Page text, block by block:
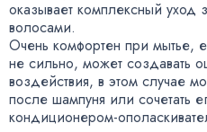
оказывает комплексный
волосами.
Очень комфортен при мытье,
не сильно, может создавать
воздействия, в этом случае
после шампуня или сочетать
кондиционером-